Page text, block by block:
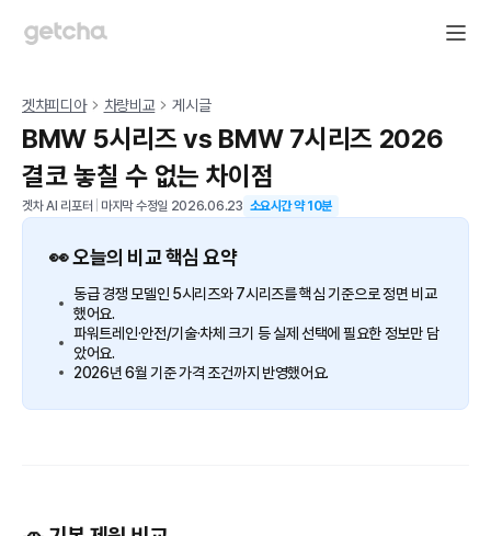
겟차피디아 차량비교 게시글
BMW 5시리즈 vs BMW 7시리즈 2026
결코 놓칠 수 없는 차이점
겟차 AI 리포터 마지막 수정일 2026.06.23 소요시간 약10분
👀 오늘의 비교 핵심 요약
동급 경쟁 모델인 5시리즈와 7시리즈를 핵심 기준으로 정면 비교
했어요.
파워트레인·안전/기술·차체 크기 등 실제 선택에 필요한 정보만 담
았어요.
2026년 6월 기준 가격 조건까지 반영했어요.